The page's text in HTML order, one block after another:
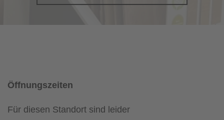
Öffnungszeiten
Für diesen Standort sind leider